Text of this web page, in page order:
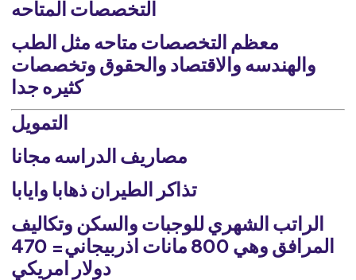
التخصصات المتاحه
معظم التخصصات متاحه مثل الطب
والهندسه والاقتصاد والحقوق وتخصصات
كثيره جدا
التمويل
مصاريف الدراسه مجانا
تذاكر الطيران ذهابا وايابا
الراتب الشهري للوجبات والسكن وتكاليف
المرافق وهي 800 مانات اذربيجاني= 470
دولار امريكي